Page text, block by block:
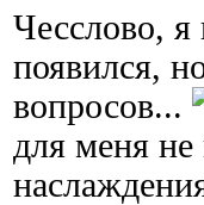
Чесслово, я
появился,
вопросов...
для меня